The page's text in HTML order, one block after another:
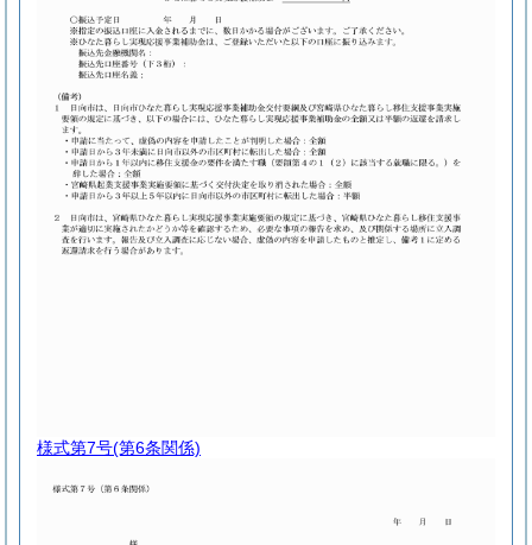
様式第7号(第6条関係)